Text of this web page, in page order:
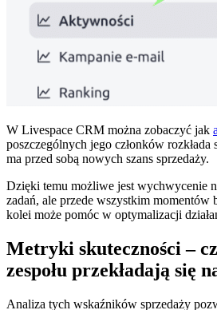
W Livespace CRM można zobaczyć jak
poszczególnych jego członków rozkłada
ma przed sobą nowych szans sprzedaży.
Dzięki temu możliwe jest wychwycenie
zadań, ale przede wszystkim momentów
kolei może pomóc w optymalizacji
Metryki skuteczności –
zespołu przekładają się
Analiza tych wskaźników sprzedaży